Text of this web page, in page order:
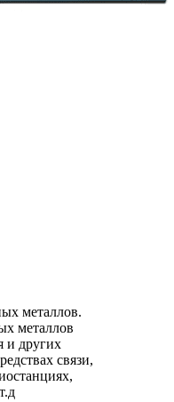
металлов.
металлов
и других
связи,